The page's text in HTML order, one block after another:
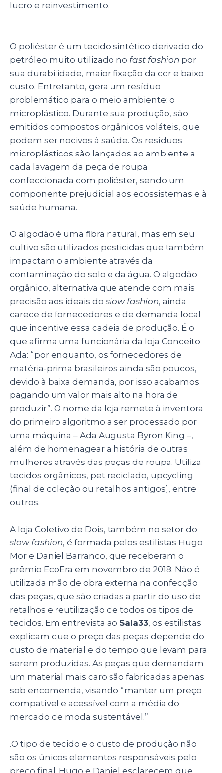
lucro e reinvestimento.
O poliéster é um tecido sintético derivado do
petróleo muito utilizado no fast fashion por
sua durabilidade, maior fixação da cor e baixo
custo. Entretanto, gera um resíduo
problemático para o meio ambiente: o
microplástico. Durante sua produção, são
emitidos compostos orgânicos voláteis, que
podem ser nocivos à saúde. Os resíduos
microplásticos são lançados ao ambiente a
cada lavagem da peça de roupa
confeccionada com poliéster, sendo um
componente prejudicial aos ecossistemas e à
saúde humana.
O algodão é uma fibra natural, mas em seu
cultivo são utilizados pesticidas que também
impactam o ambiente através da
contaminação do solo e da água. O algodão
orgânico, alternativa que atende com mais
precisão aos ideais do slow fashion, ainda
carece de fornecedores e de demanda local
que incentive essa cadeia de produção. É o
que afirma uma funcionária da loja Conceito
Ada: “por enquanto, os fornecedores de
matéria-prima brasileiros ainda são poucos,
devido à baixa demanda, por isso acabamos
pagando um valor mais alto na hora de
produzir”. O nome da loja remete à inventora
do primeiro algoritmo a ser processado por
uma máquina – Ada Augusta Byron King –,
além de homenagear a história de outras
mulheres através das peças de roupa. Utiliza
tecidos orgânicos, pet reciclado, upcycling
(final de coleção ou retalhos antigos), entre
outros.
A loja Coletivo de Dois, também no setor do
slow fashion, é formada pelos estilistas Hugo
Mor e Daniel Barranco, que receberam o
prêmio EcoEra em novembro de 2018. Não é
utilizada mão de obra externa na confecção
das peças, que são criadas a partir do uso de
retalhos e reutilização de todos os tipos de
tecidos. Em entrevista ao Sala33, os estilistas
explicam que o preço das peças depende do
custo de material e do tempo que levam para
serem produzidas. As peças que demandam
um material mais caro são fabricadas apenas
sob encomenda, visando “manter um preço
compatível e acessível com a média do
mercado de moda sustentável.”
.O tipo de tecido e o custo de produção não
são os únicos elementos responsáveis pelo
preço final. Hugo e Daniel esclarecem que